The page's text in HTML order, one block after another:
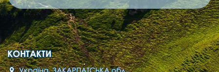
КОНТАКТИ